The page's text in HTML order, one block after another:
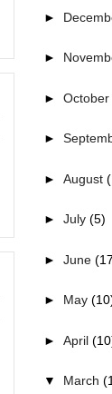
►
►
► October
►
► August
► July (5)
► June
► May
► April
▼ March